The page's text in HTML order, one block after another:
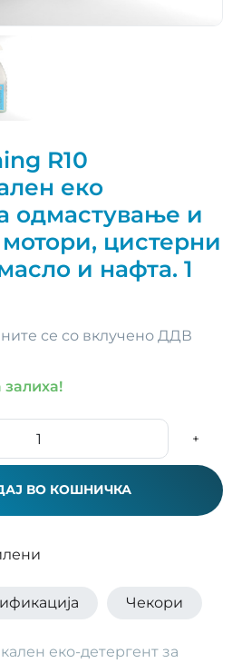
R10
еко
одмастување и
цистерни
и нафта. 1
се со вклучено ДДВ
залиха!
+
ВО КОШНИЧКА
Чекори
еко-детергент за